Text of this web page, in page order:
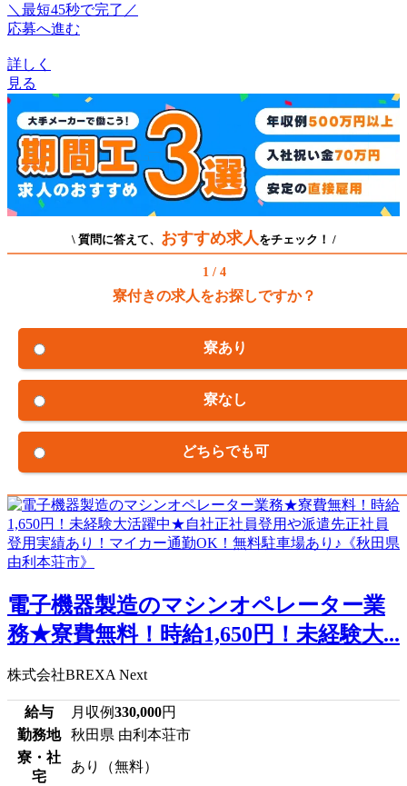
＼最短45秒で完了／
応募へ進む
詳しく
見る
\ 質問に答えて、 おすすめ求人 をチェック！ /
1 / 4
寮付きの求人をお探しですか？
寮あり
寮なし
どちらでも可
電子機器製造のマシンオペレーター業
務★寮費無料！時給1,650円！未経験大...
株式会社BREXA Next
給与 月収例330,000円
勤務地
秋田県 由利本荘市
寮・社
宅
あり（無料）